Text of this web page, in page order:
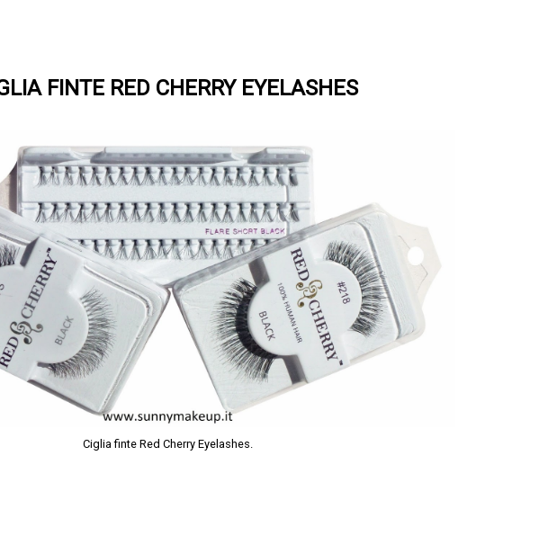
FINTE RED CHERRY EYELASHES
Ciglia finte Red Cherry Eyelashes.